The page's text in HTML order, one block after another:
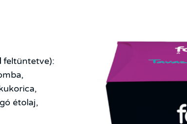
feltüntetve):
étolaj,